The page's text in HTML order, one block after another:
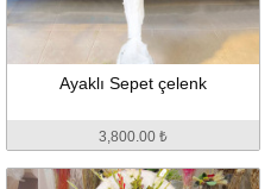
Ayaklı Sepet çelenk
3,800.00 ₺